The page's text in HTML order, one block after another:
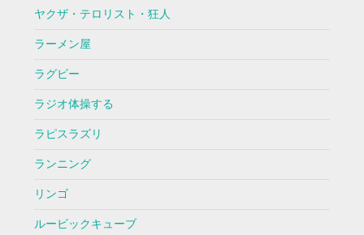
ヤクザ・テロリスト・狂人
ラーメン屋
ラグビー
ラジオ体操する
ラピスラズリ
ランニング
リンゴ
ルービックキューブ